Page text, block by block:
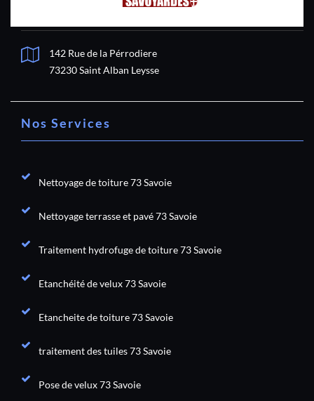
142 Rue de la Pérrodiere
73230 Saint Alban Leysse
Nos Services
Nettoyage de toiture 73 Savoie
Nettoyage terrasse et pavé 73 Savoie
Traitement hydrofuge de toiture 73 Savoie
Etanchéité de velux 73 Savoie
Etancheite de toiture 73 Savoie
traitement des tuiles 73 Savoie
Pose de velux 73 Savoie